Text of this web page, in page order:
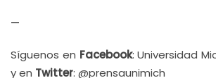
—
Síguenos en Facebook: Universidad
y en Twitter: @prensaunimich